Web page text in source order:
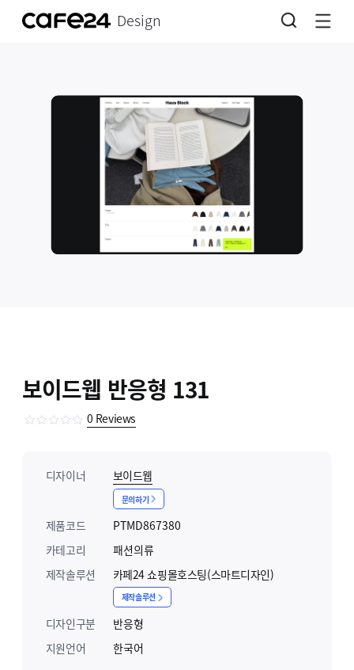
Design
보이드웹 반응형 131
0 Reviews
디자이너 보이드웹
문의하기
제품코드
PTMD867380
카테고리
패션의류
제작솔루션
카페24 쇼핑몰호스팅(스마트디자인)
제작솔루션
디자인구분
반응형
지원언어
한국어